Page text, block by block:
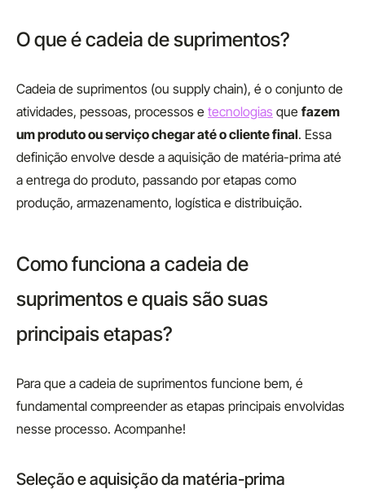
O que é cadeia de suprimentos?
Cadeia de suprimentos (ou supply chain), é o conjunto de
atividades, pessoas, processos e tecnologias que fazem
um produto ou serviço chegar até o cliente final. Essa
definição envolve desde a aquisição de matéria-prima até
a entrega do produto, passando por etapas como
produção, armazenamento, logística e distribuição.
Como funciona a cadeia de
suprimentos e quais são suas
principais etapas?
Para que a cadeia de suprimentos funcione bem, é
fundamental compreender as etapas principais envolvidas
nesse processo. Acompanhe!
Seleção e aquisição da matéria-prima